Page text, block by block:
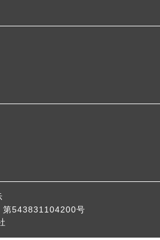
第543831104200号